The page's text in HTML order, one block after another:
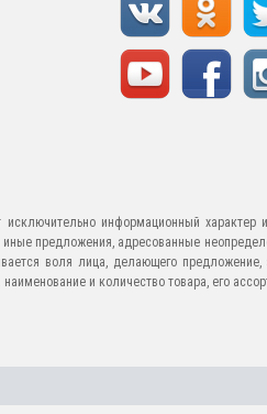
информационный
предложения, адресованные
воля лица, делающего
и количество товара, его